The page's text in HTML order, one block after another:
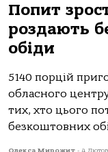
Попит
роздають
обіди
5140 порцій
обласного
тих, хто цього
безкоштовних